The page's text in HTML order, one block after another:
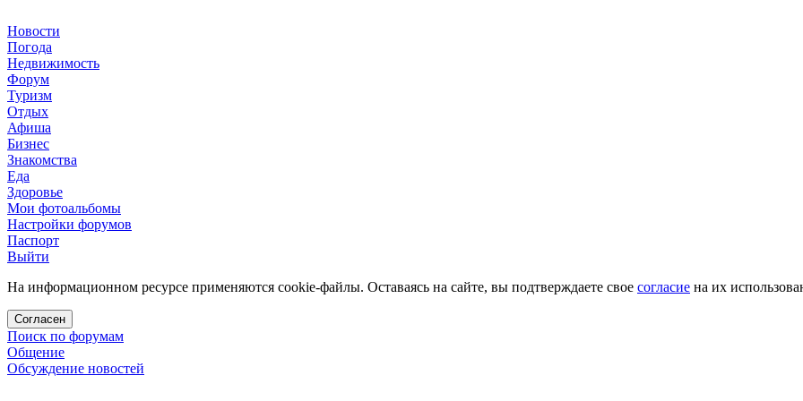
Новости
Погода
Недвижимость
Форум
Туризм
Отдых
Афиша
Бизнес
Знакомства
Еда
Здоровье
Мои фотоальбомы
Настройки форумов
Паспорт
Выйти
На информационном ресурсе применяются cookie-файлы. Оставаясь на сайте, вы подтверждаете свое согласие на их
Согласен
Поиск по форумам
Общение
Обсуждение новостей